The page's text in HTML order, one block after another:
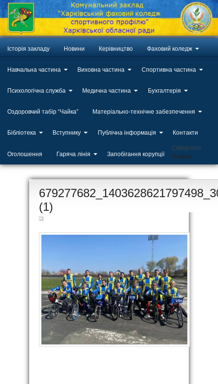
Історія закладу Новини Керівництво Фаховий коледж
Навчальна частина Виховна частина Спортивна частина
Психологічна служба Медична частина Бухгалтерія
Оздоровчий табір “Чайка” Матеріально-технічне забезпечення
Бібліотека Вступнику Публічна інформація Контакти
Оголошення Гаряча лінія Запобігання корупції
Categories
Новини
20
(1)